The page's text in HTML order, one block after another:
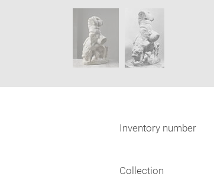
window
SKIP IMAGE CAROUSEL
Inventory number
Collection